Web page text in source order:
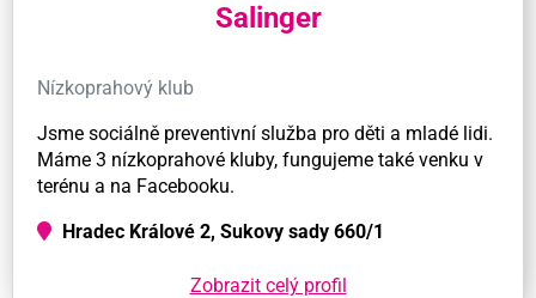
Salinger
Nízkoprahový klub
Jsme sociálně preventivní služba pro děti a mladé lidi.
Máme 3 nízkoprahové kluby, fungujeme také venku v
terénu a na Facebooku.
Hradec Králové 2, Sukovy sady 660/1
Zobrazit celý profil